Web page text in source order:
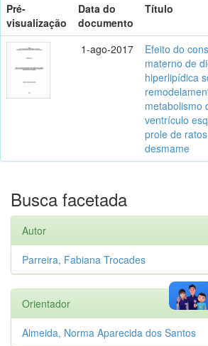
Pré-
visualização
Data do
documento
Título
1-ago-2017
Efeito do
materno de
hiperlipídica
metabolismo
ventrículo
prole de
desmame
Busca facetada
Autor
Parreira, Fabiana Trocades
Orientador
Almeida, Norma Aparecida dos Santos